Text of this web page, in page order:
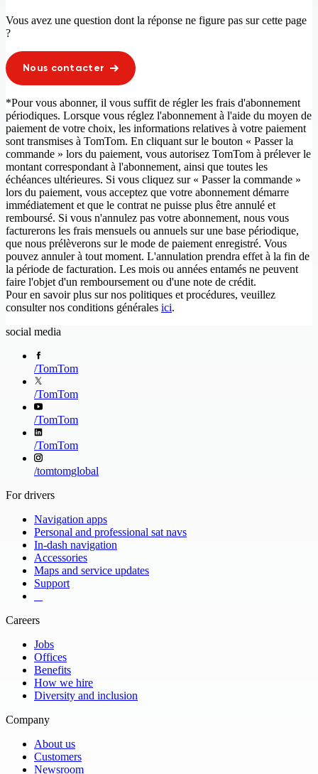
Vous avez une question dont la réponse ne figure pas sur cette page
?
Nous contacter
*Pour vous abonner, il vous suffit de régler les frais d'abonnement
périodiques. Lorsque vous réglez l'abonnement à l'aide du moyen de
paiement de votre choix, les informations relatives à votre paiement
sont transmises à TomTom. En cliquant sur le bouton « Passer la
commande » lors du paiement, vous autorisez TomTom à prélever le
montant correspondant à l'abonnement, ainsi que toutes les
échéances ultérieures. Si vous cliquez sur « Passer la commande »
lors du paiement, vous acceptez que votre abonnement démarre
immédiatement et que le contrat ne puisse plus être annulé et
remboursé. Si vous n'annulez pas votre abonnement, nous vous
facturerons les frais mensuels ou annuels sur une base périodique,
que nous prélèverons sur le mode de paiement enregistré. Vous
pouvez annuler à tout moment. L'annulation prendra effet à la fin de
la période de facturation. Les mois ou années entamés ne peuvent
faire l'objet d'un remboursement ou d'une note de crédit.
Pour en savoir plus sur nos politiques et procédures, veuillez
consulter nos conditions générales ici.
social media
/TomTom
/TomTom
/TomTom
/TomTom
/tomtomglobal
For drivers
Navigation apps
Personal and professional sat navs
In-dash navigation
Accessories
Maps and service updates
Support
Careers
Jobs
Offices
Benefits
How we hire
Diversity and inclusion
Company
About us
Customers
Newsroom